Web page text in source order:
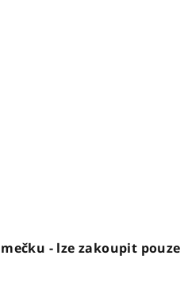
- lze zakoupit pouze